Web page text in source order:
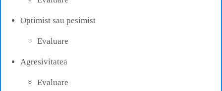
Optimist sau pesimist
Evaluare
Agresivitatea
Evaluare